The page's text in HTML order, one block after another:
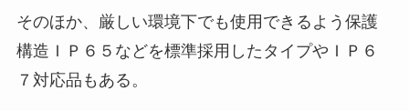
そのほか、厳しい環境下でも使用できるよう保護
構造ＩＰ６５などを標準採用したタイプやＩＰ６
７対応品もある。